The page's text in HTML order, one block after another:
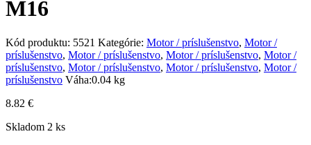
M16
Kód produktu: 5521 Kategórie: Motor / príslušenstvo, Motor /
príslušenstvo, Motor / príslušenstvo, Motor / príslušenstvo, Motor /
príslušenstvo, Motor / príslušenstvo, Motor / príslušenstvo, Motor /
príslušenstvo Váha:0.04 kg
8.82 €
Skladom 2 ks